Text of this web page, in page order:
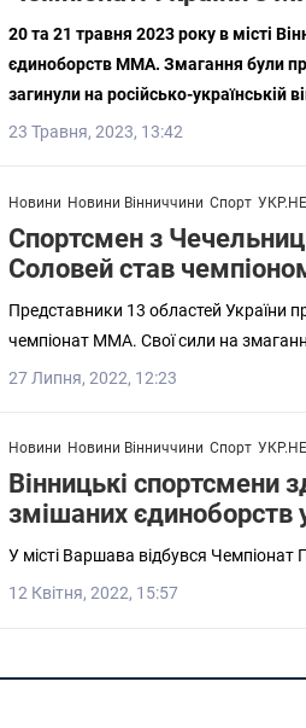
20 та 21 травня 2023 року в місті
єдиноборств ММА. Змагання були
загинули на російсько-українській
23 Травня, 2023, 13:42
Новини Новини Вінниччини Спорт
Спортсмен з
Соловей став
Представники 13 областей України
чемпіонат ММА. Свої сили на
27 Липня, 2022, 12:23
Новини Новини Вінниччини Спорт
Вінницькі спортсмени
змішаних єдиноборств
У місті Варшава відбувся
12 Квітня, 2022, 15:57